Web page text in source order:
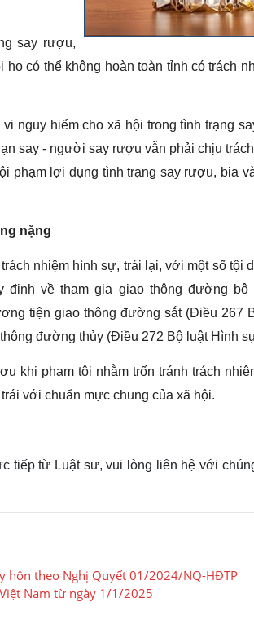
say rượu,
có thể không hoàn toàn tỉnh có trách
nguy hiểm cho xã hội trong tình trạng
say - người say rượu vẫn phải chịu
phạm lợi dụng tình trạng say rượu, bia
nặng
nhiệm hình sự, trái lại, với một số tội
định về tham gia giao thông đường
tiện giao thông đường sắt (Điều 267
đường thủy (Điều 272 Bộ luật Hình
khi phạm tội nhằm trốn tránh trách
với chuẩn mực chung của xã hội.
tiếp từ Luật sư, vui lòng liên hệ với
hôn theo Nghị Quyết 01/2024/NQ-HĐTP
Nam từ ngày 1/1/2025